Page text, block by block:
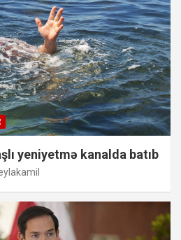
yeniyetmə kanalda batıb